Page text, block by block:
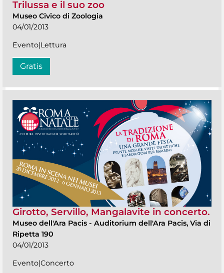
Trilussa e il suo zoo
Museo Civico di Zoologia
04/01/2013
Evento|Lettura
Gratis
Girotto, Servillo, Mangalavite in concerto.
Museo dell'Ara Pacis - Auditorium dell'Ara Pacis, Via di
Ripetta 190
04/01/2013
Evento|Concerto